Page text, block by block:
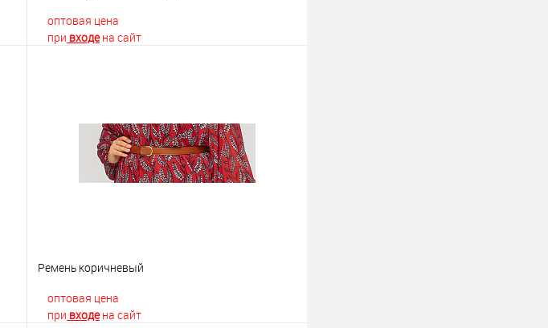
оптовая цена
при входена сайт
Купить в 1 клик
К сравнению
В избранное
Недоступно
Ремень коричневый
оптовая цена
при входена сайт